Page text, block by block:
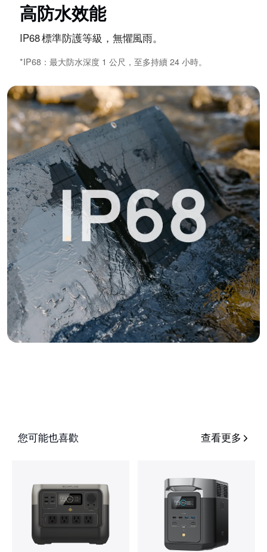
高防水效能
IP68 標準防護等級，無懼風雨。
*IP68：最大防水深度 1 公尺，至多持續 24 小時。
您可能也喜歡 查看更多